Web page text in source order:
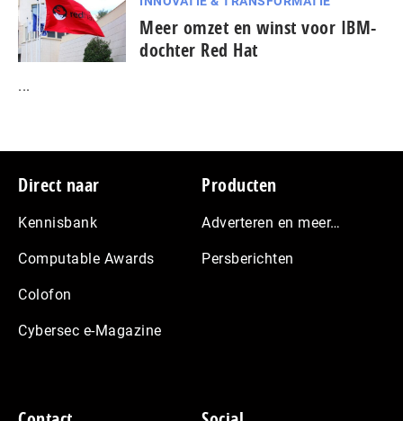
Meer omzet en winst voor IBM-
dochter Red Hat
...
Footer
Direct naar
Kennisbank
Computable Awards
Colofon
Cybersec e-Magazine
Producten
Adverteren en meer…
Persberichten